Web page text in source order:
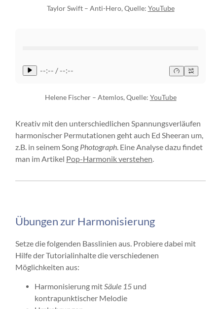
Taylor Swift – Anti-Hero, Quelle: YouTube
--:-- / --:--
Helene Fischer – Atemlos, Quelle: YouTube
Kreativ mit den unterschiedlichen Spannungsverläufen
harmonischer Permutationen geht auch Ed Sheeran um,
z.B. in seinem Song Photograph. Eine Analyse dazu findet
man im Artikel Pop-Harmonik verstehen.
Übungen zur Harmonisierung
Setze die folgenden Basslinien aus. Probiere dabei mit
Hilfe der Tutorialinhalte die verschiedenen
Möglichkeiten aus:
Harmonisierung mitSäule 15und
kontrapunktischer Melodie